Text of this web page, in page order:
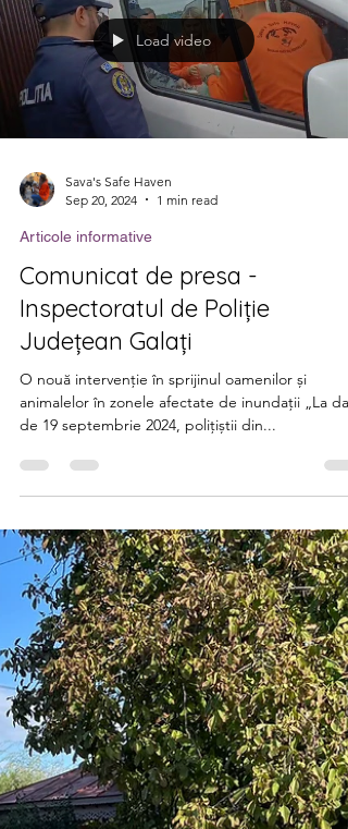
Load video
Sep 20, 2024
Articole informative
Comunicat de presa -
Inspectoratul de Poliție
Județean Galați
O nouă intervenție în sprijinul oamenilor și
de 19 septembrie 2024, polițiștii din...